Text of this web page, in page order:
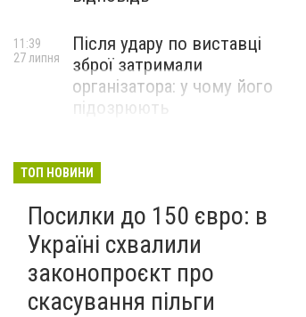
Після удару по виставці
зброї затримали
організатора: у чому його
підозрюють
11:39
27 липня
ТОП НОВИНИ
Посилки до 150 євро: в
Україні схвалили
законопроєкт про
скасування пільги